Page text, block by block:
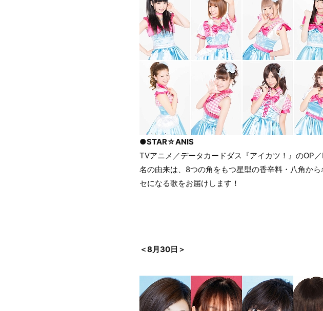
●STAR☆ANIS
TVアニメ／データカードダス『アイカツ！』のOP
名の由来は、8つの角をもつ星型の香辛料・八角か
セになる歌をお届けします！
＜8月30日＞